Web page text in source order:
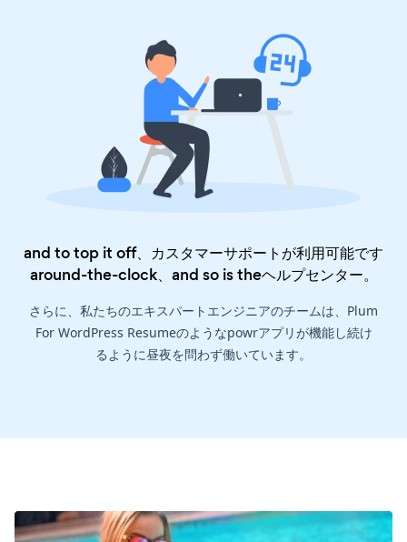
and to top it off、カスタマーサポートが利用可能です
around-the-clock、and so is theヘルプセンター。
さらに、私たちのエキスパートエンジニアのチームは、Plum
For WordPress Resumeのようなpowrアプリが機能し続け
るように昼夜を問わず働いています。